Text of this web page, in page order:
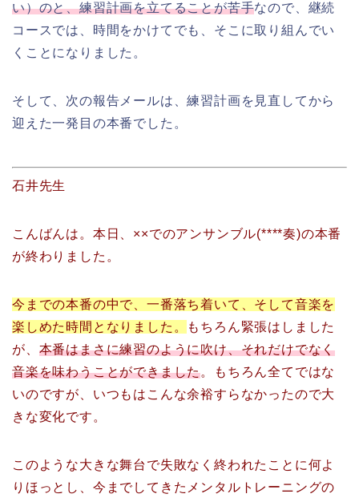
い）のと、練習計画を立てることが苦手なので、継続
コースでは、時間をかけてでも、そこに取り組んでい
くことになりました。
そして、次の報告メールは、練習計画を見直してから
迎えた一発目の本番でした。
石井先生
こんばんは。 本日、××でのアンサンブル(****奏)の本番
が終わりました。
今までの本番の中で、一番落ち着いて、そして音楽を
楽しめた時間となりました。
もちろん緊張はしました
が、 本番はまさに練習のように吹け、それだけでなく
音楽を味わうことができました。
もちろん全てではな
いのですが、いつもはこんな余裕すらなかったので大
きな変化です。
このような大きな舞台で失敗なく終われたことに何よ
りほっとし、今までしてきたメンタルトレーニングの